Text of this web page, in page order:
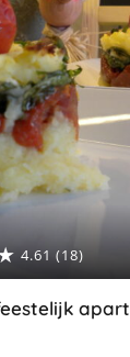
4.61 (18)
apart